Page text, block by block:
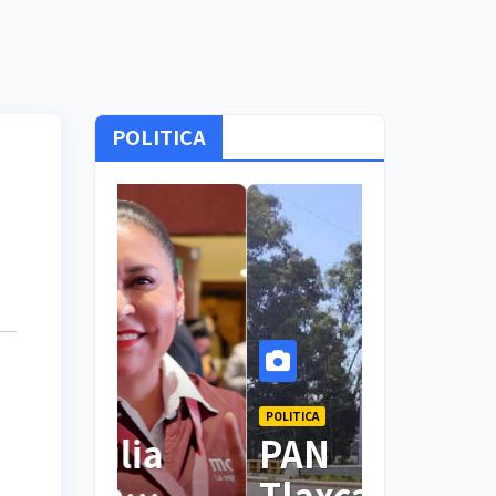
POLITICA
POLITICA
Lidera Ana